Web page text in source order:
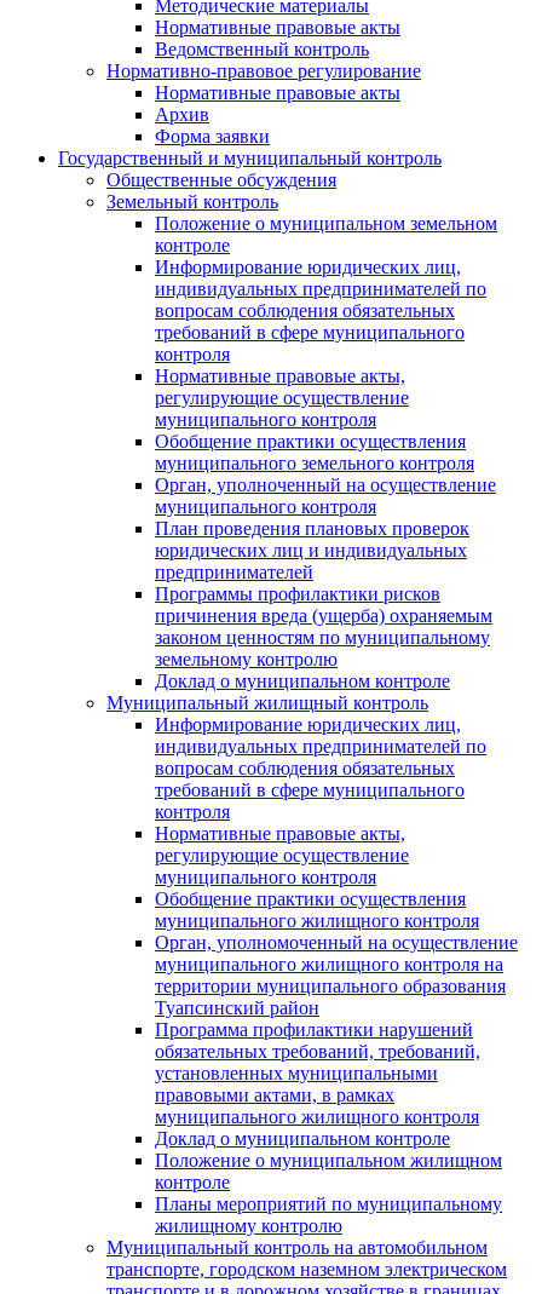
Методические материалы
Нормативные правовые акты
Ведомственный контроль
Нормативно-правовое регулирование
Нормативные правовые акты
Архив
Форма заявки
Государственный и муниципальный контроль
Общественные обсуждения
Земельный контроль
Положение о муниципальном земельном
контроле
Информирование юридических лиц,
индивидуальных предпринимателей по
вопросам соблюдения обязательных
требований в сфере муниципального
контроля
Нормативные правовые акты,
регулирующие осуществление
муниципального контроля
Обобщение практики осуществления
муниципального земельного контроля
Орган, уполноченный на осуществление
муниципального контроля
План проведения плановых проверок
юридических лиц и индивидуальных
предпринимателей
Программы профилактики рисков
причинения вреда (ущерба) охраняемым
законом ценностям по муниципальному
земельному контролю
Доклад о муниципальном контроле
Муниципальный жилищный контроль
Информирование юридических лиц,
индивидуальных предпринимателей по
вопросам соблюдения обязательных
требований в сфере муниципального
контроля
Нормативные правовые акты,
регулирующие осуществление
муниципального контроля
Обобщение практики осуществления
муниципального жилищного контроля
Орган, уполномоченный на осуществление
муниципального жилищного контроля на
территории муниципального образования
Туапсинский район
Программа профилактики нарушений
обязательных требований, требований,
установленных муниципальными
правовыми актами, в рамках
муниципального жилищного контроля
Доклад о муниципальном контроле
Положение о муниципальном жилищном
контроле
Планы мероприятий по муниципальному
жилищному контролю
Муниципальный контроль на автомобильном
транспорте, городском наземном электрическом